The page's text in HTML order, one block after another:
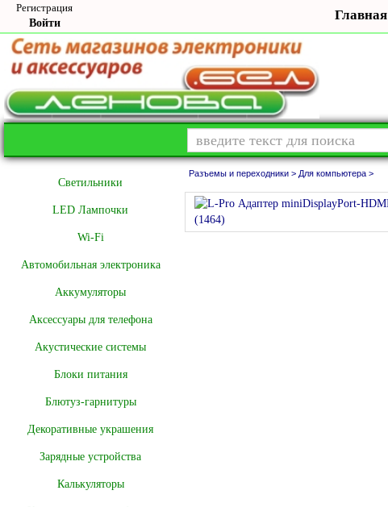
Регистрация
Войти
Главная
Cветильники
LED Лампочки
Wi-Fi
Автомобильная электроника
Аккумуляторы
Аксессуары для телефона
Акустические системы
Блоки питания
Блютуз-гарнитуры
Декоративные украшения
Зарядные устройства
Калькуляторы
Разъемы и переходники > Для компьютера >